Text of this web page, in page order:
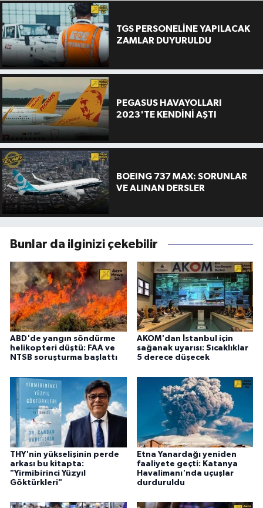
TGS PERSONELİNE YAPILACAK
ZAMLAR DUYURULDU
PEGASUS HAVAYOLLARI
2023'TE KENDİNİ AŞTI
BOEING 737 MAX: SORUNLAR
VE ALINAN DERSLER
Bunlar da ilginizi çekebilir
ABD'de yangın söndürme
helikopteri düştü: FAA ve
NTSB soruşturma başlattı
AKOM'dan İstanbul için
sağanak uyarısı: Sıcaklıklar
5 derece düşecek
THY'nin yükselişinin perde
arkası bu kitapta:
"Yirmibirinci Yüzyıl
Göktürkleri"
Etna Yanardağı yeniden
faaliyete geçti: Katanya
Havalimanı'nda uçuşlar
durduruldu